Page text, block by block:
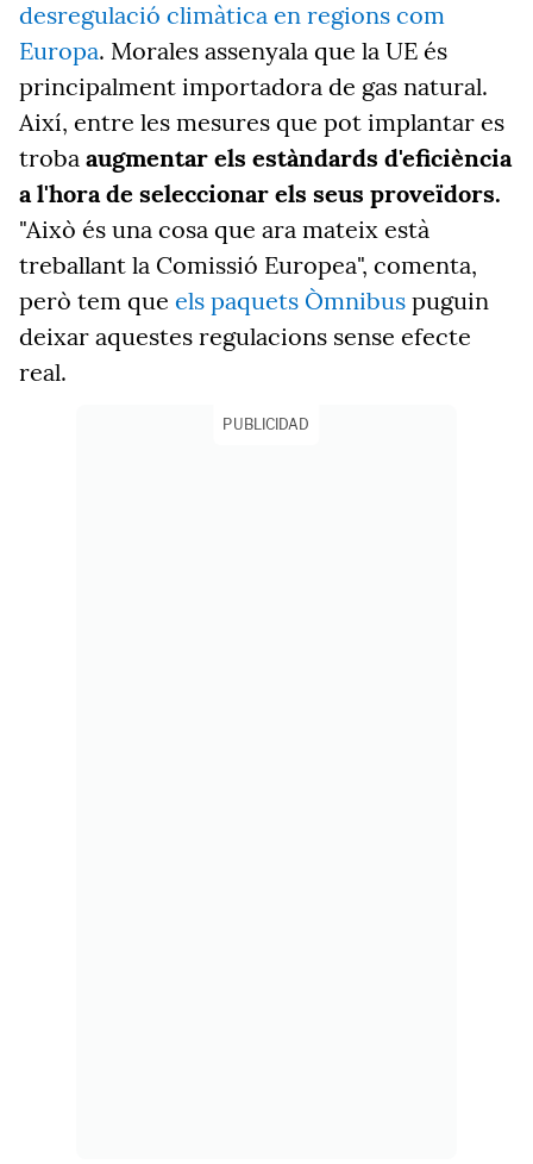
desregulació climàtica en regions com
Europa. Morales assenyala que la UE és
principalment importadora de gas natural.
Així, entre les mesures que pot implantar es
troba augmentar els estàndards d'eficiència
a l'hora de seleccionar els seus proveïdors.
"Això és una cosa que ara mateix està
treballant la Comissió Europea", comenta,
però tem que els paquets Òmnibus puguin
deixar aquestes regulacions sense efecte
real.
PUBLICIDAD